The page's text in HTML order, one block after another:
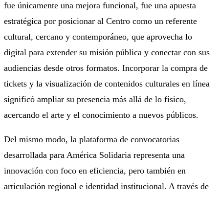
fue únicamente una mejora funcional, fue una apuesta
estratégica por posicionar al Centro como un referente
cultural, cercano y contemporáneo, que aprovecha lo
digital para extender su misión pública y conectar con sus
audiencias desde otros formatos. Incorporar la compra de
tickets y la visualización de contenidos culturales en línea
significó ampliar su presencia más allá de lo físico,
acercando el arte y el conocimiento a nuevos públicos.
Del mismo modo, la plataforma de convocatorias
desarrollada para América Solidaria representa una
innovación con foco en eficiencia, pero también en
articulación regional e identidad institucional. A través de